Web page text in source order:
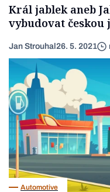
Král jablek aneb
vybudovat českou
Jan Strouhal 26. 5. 2021
Automotive